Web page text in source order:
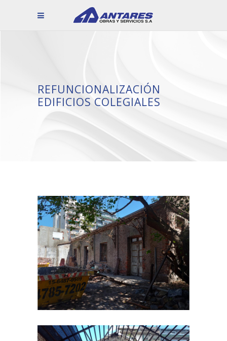
REFUNCIONALIZACIÓN
EDIFICIOS COLEGIALES